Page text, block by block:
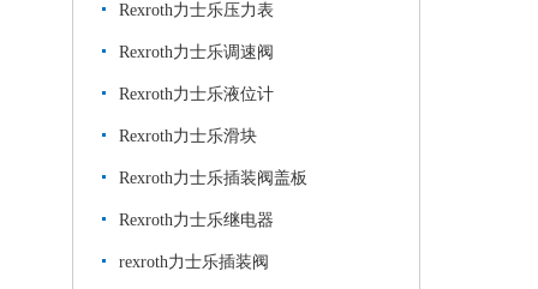
Rexroth力士乐压力表
Rexroth力士乐调速阀
Rexroth力士乐液位计
Rexroth力士乐滑块
Rexroth力士乐插装阀盖板
Rexroth力士乐继电器
rexroth力士乐插装阀